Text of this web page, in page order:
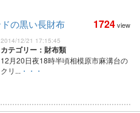
の黒い長財布 1724view
2014/12/21 17:15:45
カテゴリー：財布類
12月20日夜18時半頃相模原市麻溝台の
クリ... ・・・